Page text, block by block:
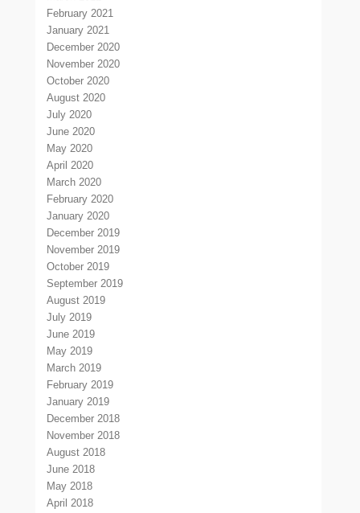
February 2021
January 2021
December 2020
November 2020
October 2020
August 2020
July 2020
June 2020
May 2020
April 2020
March 2020
February 2020
January 2020
December 2019
November 2019
October 2019
September 2019
August 2019
July 2019
June 2019
May 2019
March 2019
February 2019
January 2019
December 2018
November 2018
August 2018
June 2018
May 2018
April 2018